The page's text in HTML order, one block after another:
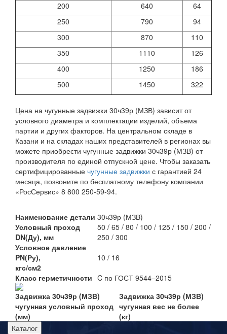
200
640
64
250
790
94
300
870
110
350
1110
126
400
1250
186
500
1450 322
Цена на чугунные задвижки 30ч39р (МЗВ) зависит от
условного диаметра и комплектации изделий, объема
партии и других факторов. На центральном складе в
Казани и на складах наших представителей в регионах вы
можете приобрести чугунные задвижки 30ч39р (МЗВ) от
производителя по единой отпускной цене. Чтобы заказать
сертифицированные чугунные задвижки с гарантией 24
месяца, позвоните по бесплатному телефону компании
«РосСервис» 8 800 250-59-94.
Наименование детали 30ч39р (МЗВ)
Условный проход
DN(Ду), мм
50 / 65 / 80 / 100 / 125 / 150 / 200 /
250 / 300
Условное давление
PN(Ру),
кгс/см2
10 / 16
Класс герметичности C по ГОСТ 9544–2015
Задвижка 30ч39р (МЗВ)
чугунная условный проход
(мм)
Задвижка 30ч39р (МЗВ)
чугунная вес не более
(кг)
Каталог